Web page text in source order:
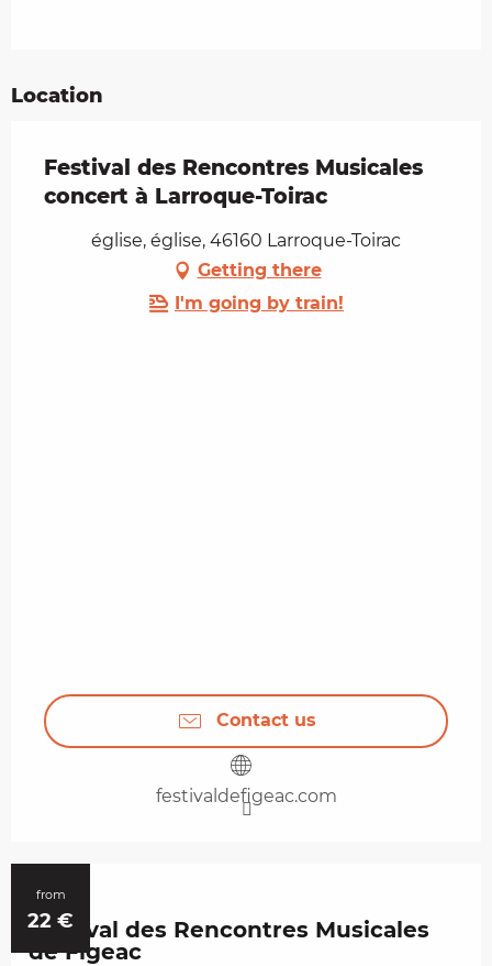
Location
Festival des Rencontres Musicales
concert à Larroque-Toirac
église, église, 46160 Larroque-Toirac
Getting there
I'm going by train!
Contact us
festivaldefigeac.com
from
22 €
6Aug
Festival des Rencontres Musicales
de Figeac